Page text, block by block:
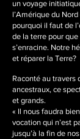
un voyage
l’Amérique du
pourquoi il faut de
de la terre pour
s’enracine. Notre
et réparer la Terre?
Raconté au travers
ancestraux, ce
et grands.
« Il nous faudra
vocation qui n’est
jusqu’à la fin de